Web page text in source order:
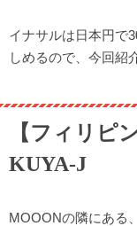
イナサルは日本円で
しめるので、今回紹
【フィリピ
KUYA-J
MOOONの隣にある